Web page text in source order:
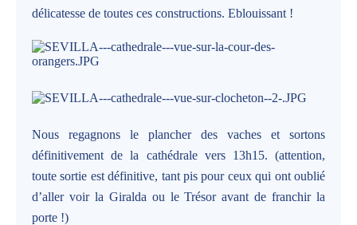
délicatesse de toutes ces constructions. Eblouissant !
Nous regagnons le plancher des vaches et sortons
définitivement de la cathédrale vers 13h15. (attention,
toute sortie est définitive, tant pis pour ceux qui ont oublié
d’aller voir la Giralda ou le Trésor avant de franchir la
porte !)